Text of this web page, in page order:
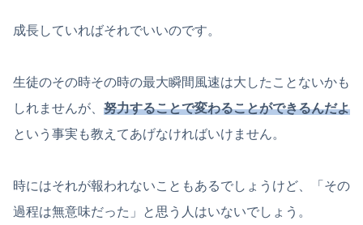
成長していればそれでいいのです。
生徒のその時その時の最大瞬間風速は大したことないかも
しれませんが、努力することで変わることができるんだよ
という事実も教えてあげなければいけません。
時にはそれが報われないこともあるでしょうけど、「その
過程は無意味だった」と思う人はいないでしょう。